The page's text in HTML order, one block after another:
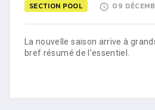
SECTION POOL 09
La nouvelle saison arrive à
bref résumé de l’essentiel.